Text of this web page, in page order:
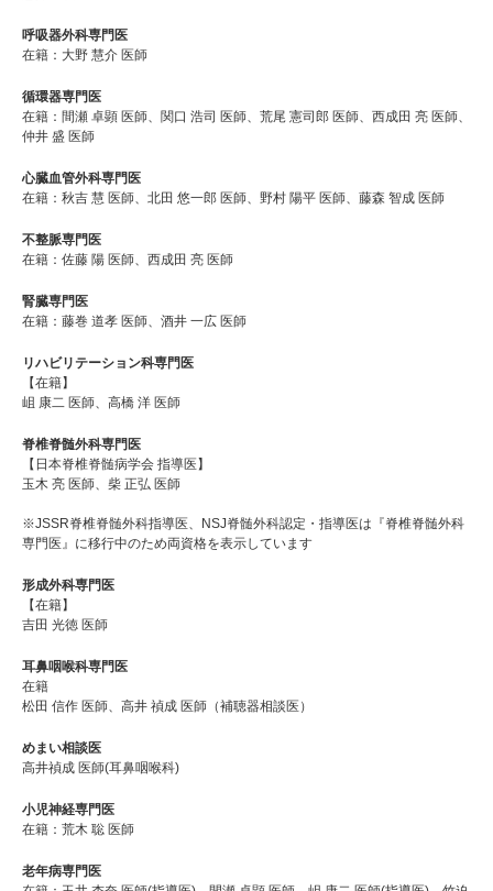
呼吸器外科専門医
在籍：大野 慧介 医師
循環器専門医
在籍：間瀬 卓顕 医師、関口 浩司 医師、荒尾 憲司郎 医師、西成田 亮 医師、
仲井 盛 医師
心臓血管外科専門医
在籍：秋吉 慧 医師、北田 悠一郎 医師、野村 陽平 医師、藤森 智成 医師
不整脈専門医
在籍：佐藤 陽 医師、西成田 亮 医師
腎臓専門医
在籍：藤巻 道孝 医師、酒井 一広 医師
リハビリテーション科専門医
【在籍】
岨 康二 医師、高橋 洋 医師
脊椎脊髄外科専門医
【日本脊椎脊髄病学会 指導医】
玉木 亮 医師、柴 正弘 医師
※JSSR脊椎脊髄外科指導医、NSJ脊髄外科認定・指導医は『脊椎脊髄外科
専門医』に移行中のため両資格を表示しています
形成外科専門医
【在籍】
吉田 光徳 医師
耳鼻咽喉科専門医
在籍
松田 信作 医師、高井 禎成 医師（補聴器相談医）
めまい相談医
高井禎成 医師(耳鼻咽喉科)
小児神経専門医
在籍：荒木 聡 医師
老年病専門医